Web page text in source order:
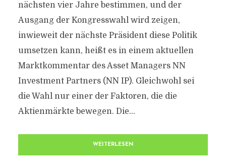
nächsten vier Jahre bestimmen, und der
Ausgang der Kongresswahl wird zeigen,
inwieweit der nächste Präsident diese Politik
umsetzen kann, heißt es in einem aktuellen
Marktkommentar des Asset Managers NN
Investment Partners (NN IP). Gleichwohl sei
die Wahl nur einer der Faktoren, die die
Aktienmärkte bewegen. Die...
WEITERLESEN